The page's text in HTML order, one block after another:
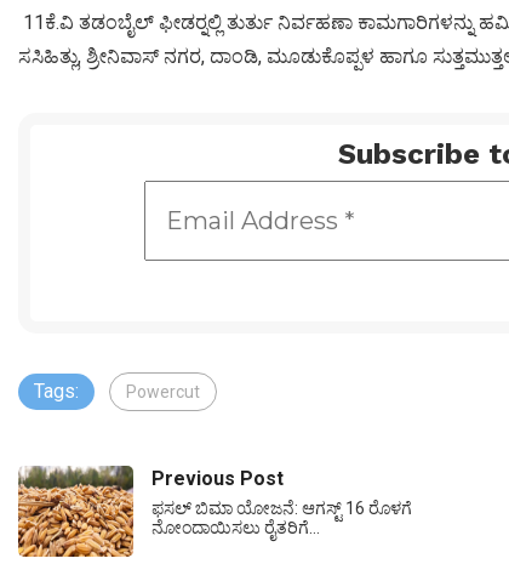
11ಕೆ.ವಿ ತಡಂಬೈಲ್ ಫೀಡರ್‍ನಲ್ಲಿ ತುರ್ತು ನಿರ್ವಹಣಾ
ಸಸಿಹಿತ್ಲು, ಶ್ರೀನಿವಾಸ್ ನಗರ, ದಾಂಡಿ, ಮೂಡುಕೊಪ್ಪಳ ಹಾಗೂ
Subscribe
Tags: Powercut
Previous Post
ಫಸಲ್ ಬಿಮಾ ಯೋಜನೆ: ಆಗಸ್ಟ್ 16 ರೊಳಗೆ
ನೋಂದಾಯಿಸಲು ರೈತರಿಗೆ…